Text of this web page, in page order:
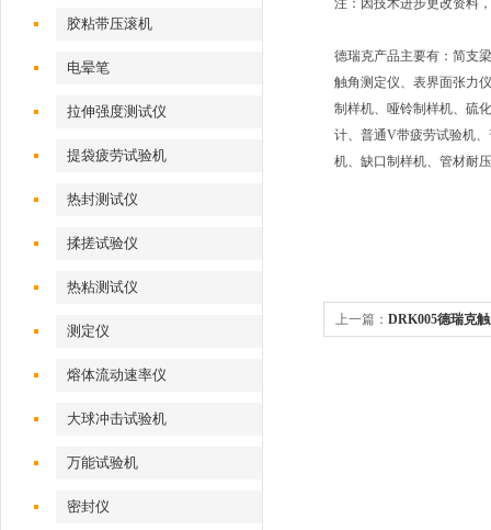
胶粘带压滚机
电晕笔
拉伸强度测试仪
提袋疲劳试验机
热封测试仪
揉搓试验仪
热粘测试仪
测定仪
熔体流动速率仪
大球冲击试验机
万能试验机
密封仪
注：因技术进步更改资料
德瑞克产品主要有：简支
触角测定仪、表界面张力
制样机、哑铃制样机、硫
计、普通V带疲劳试验机
机、缺口制样机、管材耐
上一篇： DRK005德瑞克